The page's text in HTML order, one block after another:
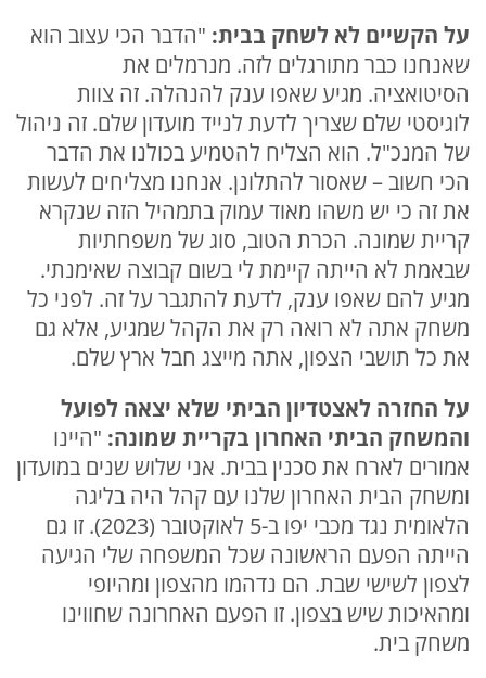
על הקשיים לא לשחק בבית: "הדבר הכי עצוב הוא
שאנחנו כבר מתורגלים לזה. מנרמלים את
הסיטואציה. מגיע שאפו ענק להנהלה. זה צוות
לוגיסטי שלם שצריך לדעת לנייד מועדון שלם. זה ניהול
של המנכ"ל. הוא הצליח להטמיע בכולנו את הדבר
הכי חשוב – שאסור להתלונן. אנחנו מצליחים לעשות
את זה כי יש משהו מאוד עמוק בתמהיל הזה שנקרא
קריית שמונה. הכרת הטוב, סוג של משפחתיות
שבאמת לא הייתה קיימת לי בשום קבוצה שאימנתי.
מגיע להם שאפו ענק, לדעת להתגבר על זה. לפני כל
משחק אתה לא רואה רק את הקהל שמגיע, אלא גם
את כל תושבי הצפון, אתה מייצג חבל ארץ שלם.
על החזרה לאצטדיון הביתי שלא יצאה לפועל
והמשחק הביתי האחרון בקריית שמונה: "היינו
אמורים לארח את סכנין בבית. אני שלוש שנים במועדון
ומשחק הבית האחרון שלנו עם קהל היה בליגה
הלאומית נגד מכבי יפו ב-5 לאוקטובר (2023). זו גם
הייתה הפעם הראשונה שכל המשפחה שלי הגיעה
לצפון לשישי שבת. הם נדהמו מהצפון ומהיופי
ומהאיכות שיש בצפון. זו הפעם האחרונה שחווינו
משחק בית.